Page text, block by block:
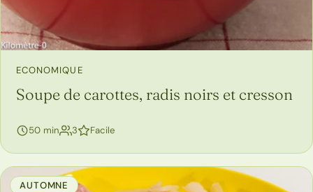
ECONOMIQUE
Soupe de carottes, radis noirs et cresson
50 min 3personnes
Facile
AUTOMNE